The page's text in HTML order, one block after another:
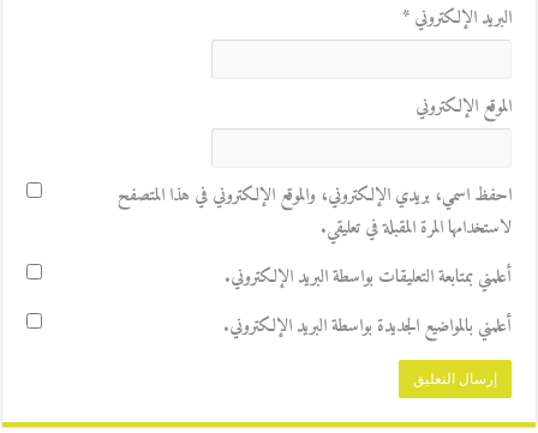
البريد الإلكتروني*
الموقع الإلكتروني
احفظ اسمي، بريدي الإلكتروني، والموقع الإلكتروني في هذا المتصفح
لاستخدامها المرة المقبلة في تعليقي.
أعلمني بمتابعة التعليقات بواسطة البريد الإلكتروني.
أعلمني بالمواضيع الجديدة بواسطة البريد الإلكتروني.